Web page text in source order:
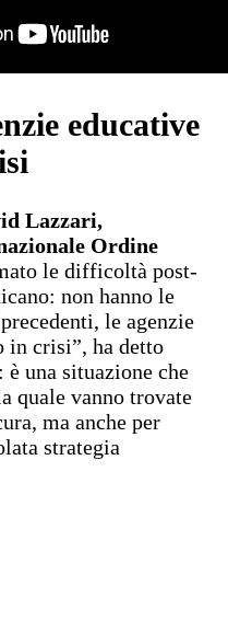
educative
Lazzari,
Ordine
le difficoltà post-
non hanno le
le agenzie
in crisi”, ha detto
è una situazione che
quale vanno trovate
ma anche per
strategia